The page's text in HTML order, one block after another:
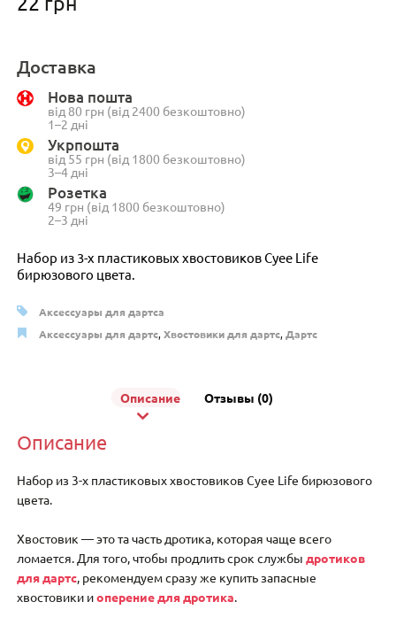
Набор из 3-х пластиковых хвостовиков Cyee Life
бирюзового цвета.
Доставка
Нова пошта
від 80 грн (від 2400 безкоштовно)
1–2 дні
Укрпошта
від 55 грн (від 1800 безкоштовно)
3–4 дні
Розетка
49 грн (від 1800 безкоштовно)
2–3 дні
Аксессуары для дартса
Аксессуары для дартс,Хвостовики для дартс,Дартс
Описание Отзывы (0)
Описание
Набор из 3-х пластиковых хвостовиков Cyee Life бирюзового
цвета.
Хвостовик — это та часть дротика, которая чаще всего
ломается. Для того, чтобы продлить срок службыдротиков
для дартс, рекомендуем сразу же купить запасные
хвостовики иоперение для дротика.